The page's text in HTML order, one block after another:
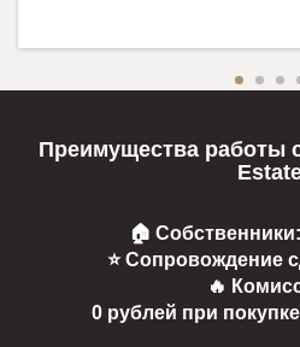
Преимущества работы
🏠 Собственники:
⭐ Сопровождение
🔥
0 рублей при